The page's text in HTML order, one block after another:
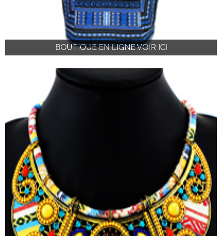
BOUTIQUE EN LIGNE VOIR ICI